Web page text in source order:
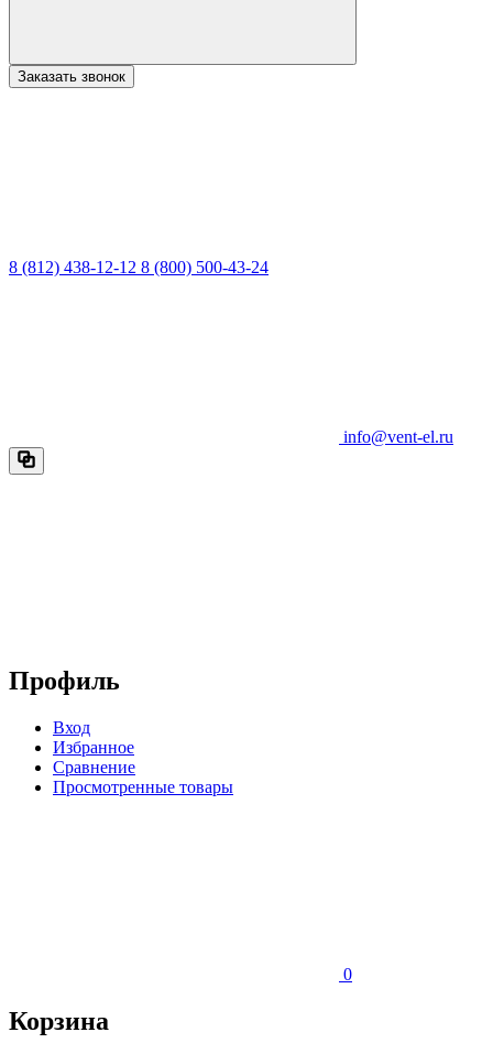
Заказать звонок
8 (812) 438-12-12 8 (800) 500-43-24
info@vent-el.ru
Профиль
Вход
Избранное
Сравнение
Просмотренные товары
0
Корзина